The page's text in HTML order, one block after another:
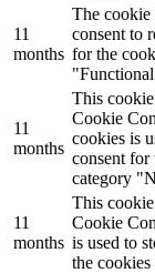
11
months
The
consent to
for the
11
months
This
Cookie
cookies is
consent for
category
11
months
This
Cookie
is used to
the